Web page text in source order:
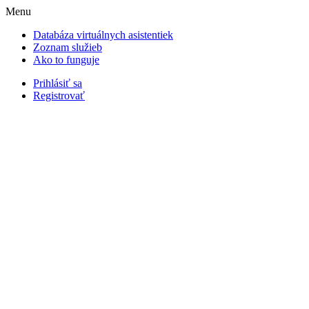
Menu
Databáza virtuálnych asistentiek
Zoznam služieb
Ako to funguje
Prihlásiť sa
Registrovať